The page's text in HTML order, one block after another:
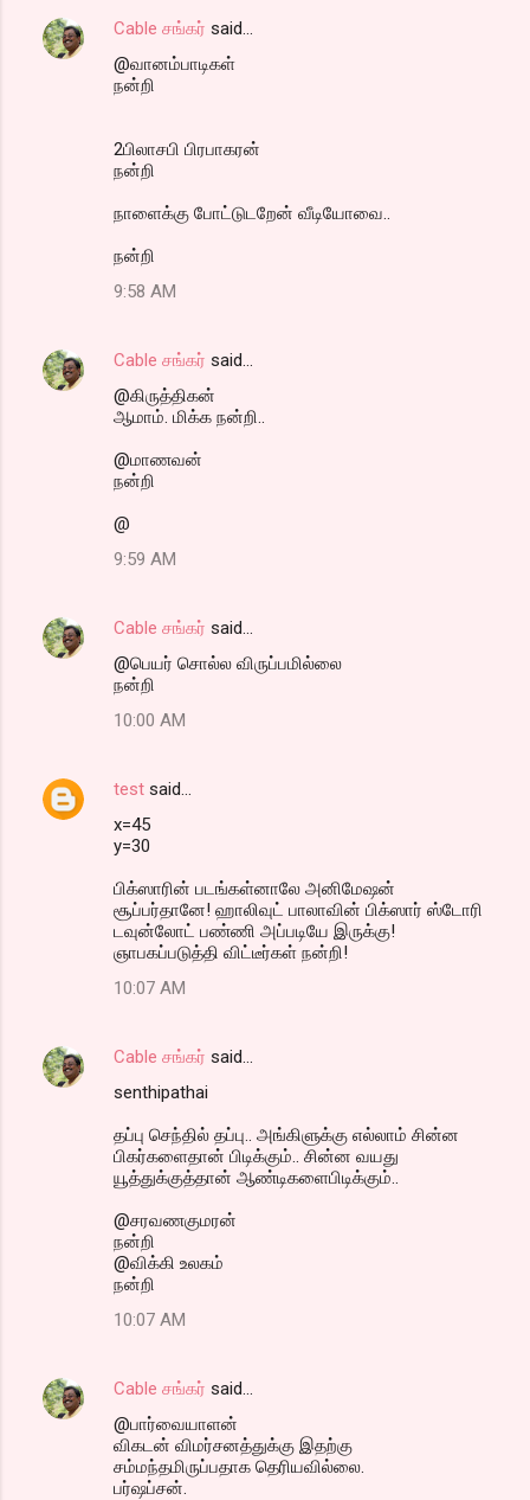
Cable சங்கர் said…
@வானம்பாடிகள்
நன்றி
2பிலாசபி பிரபாகரன்
நன்றி
நாளைக்கு போட்டுடறேன் வீடியோவை..
நன்றி
9:58 AM
Cable சங்கர் said…
@கிருத்திகன்
ஆமாம். மிக்க நன்றி..
@மாணவன்
நன்றி
@
9:59 AM
Cable சங்கர் said…
@பெயர் சொல்ல விருப்பமில்லை
நன்றி
10:00 AM
test said…
x=45
y=30
பிக்ஸாரின் படங்கள்னாலே அனிமேஷன்
சூப்பர்தானே! ஹாலிவுட் பாலாவின் பிக்ஸார் ஸ்டோரி
டவுன்லோட் பண்ணி அப்படியே இருக்கு!
ஞாபகப்படுத்தி விட்டீர்கள் நன்றி!
10:07 AM
Cable சங்கர் said…
senthipathai
தப்பு செந்தில் தப்பு.. அங்கிளுக்கு எல்லாம் சின்ன
பிகர்களைதான் பிடிக்கும்.. சின்ன வயது
யூத்துக்குத்தான் ஆண்டிகளைபிடிக்கும்..
@சரவணகுமரன்
நன்றி
@விக்கி உலகம்
நன்றி
10:07 AM
Cable சங்கர் said…
@பார்வையாளன்
விகடன் விமர்சனத்துக்கு இதற்கு
சம்மந்தமிருப்பதாக தெரியவில்லை.
பர்ஷப்சன்.